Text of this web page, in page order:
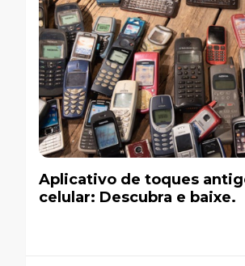
Aplicativo de toques
celular: Descubra e baixe.